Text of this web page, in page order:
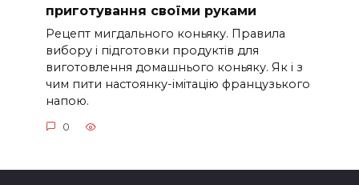
приготування своїми руками
Рецепт мигдального коньяку. Правила
вибору і підготовки продуктів для
виготовлення домашнього коньяку. Як і з
чим пити настоянку-імітацію французького
напою.
0